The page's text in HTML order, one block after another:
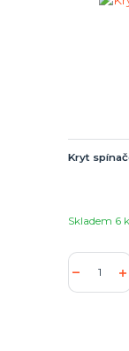
Kryt
Skladem 6